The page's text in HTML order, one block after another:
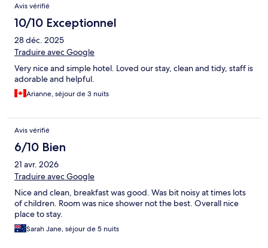
Avis vérifié
10/10 Exceptionnel
28 déc. 2025
Traduire avec Google
Very nice and simple hotel. Loved our stay, clean and tidy, staff is
adorable and helpful.
Arianne, séjour de 3 nuits
Avis vérifié
6/10 Bien
21 avr. 2026
Traduire avec Google
Nice and clean, breakfast was good. Was bit noisy at times lots
of children. Room was nice shower not the best. Overall nice
place to stay.
Sarah Jane, séjour de 5 nuits